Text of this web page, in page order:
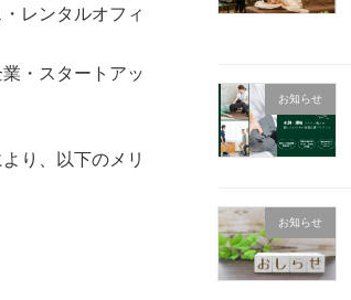
レンタルオフィ
・スタートアッ
り、以下のメリ
お知らせ
お知らせ